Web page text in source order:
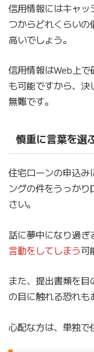
信用情報にはキャッ
つからどれくらい
高いでしょう。
信用情報はWeb上
も可能ですから、
無難です。
慎重に言葉を選
住宅ローンの申込み
ングの件をうっか
さい。
話に夢中になり過ぎ
言動をしてしまう可
また、提出書類を
の目に触れる恐れも
心配な方は、単独で